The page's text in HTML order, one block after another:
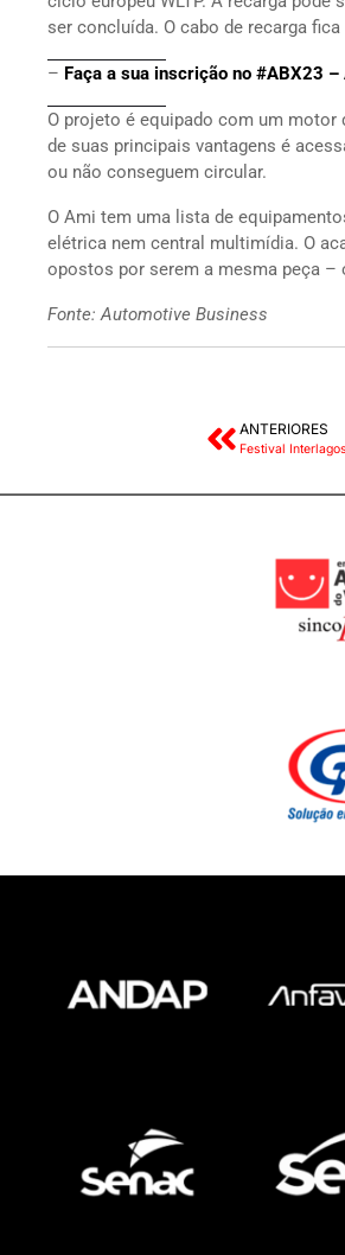
ser concluída. O cabo de recarga
– Faça a sua inscrição no #ABX23
O projeto é equipado com um motor
de suas principais vantagens é
ou não conseguem circular.
O Ami tem uma lista de
elétrica nem central multimídia. O
opostos por serem a mesma peça –
Fonte: Automotive Business
ANTERIORES
Festival